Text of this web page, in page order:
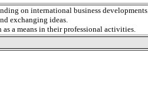
on international business developments.
exchanging ideas.
a means in their professional activities.